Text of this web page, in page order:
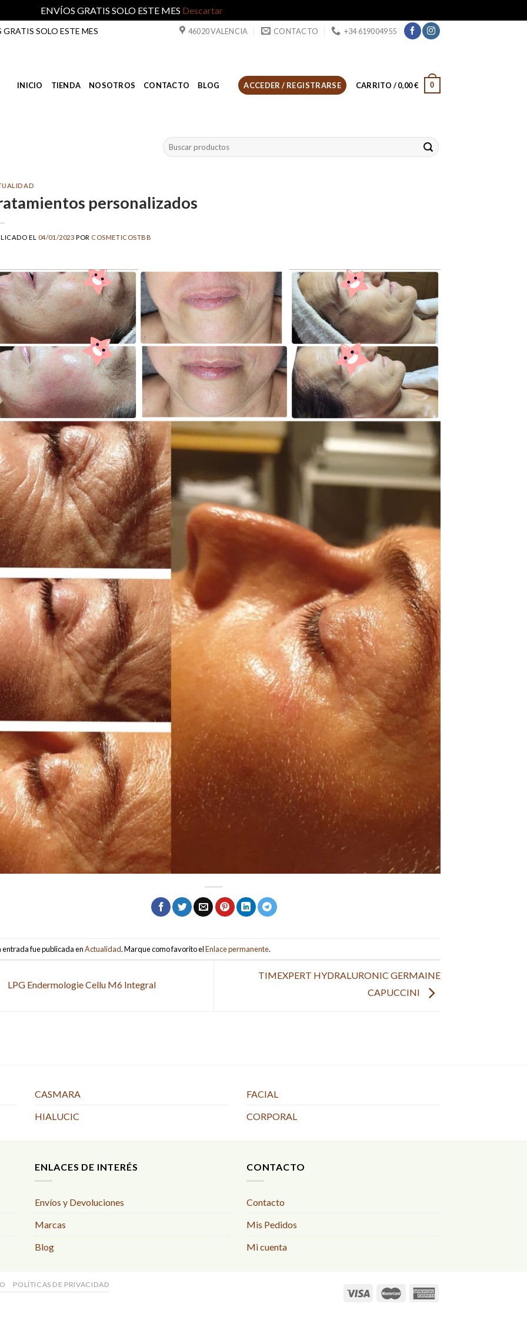
ENVÍOS GRATIS SOLO ESTE MES Descartar
SOLO ESTE MES 46020 VALENCIA CONTACTO +34 619004955
INICIO TIENDA NOSOTROS CONTACTO BLOG ACCEDER / REGISTRARSE CARRITO /0,00€ 0
Buscar
por:
personalizados
EL 04/01/2023 POR COSMETICOSTBB
entrada fue publicada enActualidad. Marque como favorito elEnlace permanente.
LPG Endermologie Cellu M6 Integral
TIMEXPERT HYDRALURONIC GERMAINE
CAPUCCINI
CASMARA
HIALUCIC
FACIAL
CORPORAL
ENLACES DE INTERÉS
Envíos y Devoluciones
Marcas
Blog
CONTACTO
Contacto
Mis Pedidos
Mi cuenta
POLÍTICAS DE PRIVACIDAD